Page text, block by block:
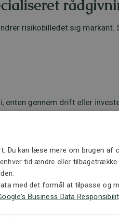
risikobilledet sig markant.
enten gennem drift eller
ikke en
ofte begrænset. Til
køb og strukturering af
Du kan læse mere om brugen af
tid ændre eller
med det formål at tilpasse og
Business Data